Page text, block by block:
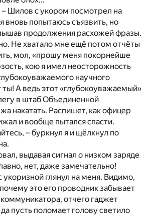
– Шилов с укором посмотрел на
вновь попытаюсь съязвить, но
продолжения расхожей фразы.
Не хватало мне ещё потом отчёты
мол, «прошу меня покорнейше
кою я имел неосторожность
научного
ты! А ведь этот «глубокоуважаемый»
в штаб Объединенной
накатать. Распишет, как офицер
и вообще пытался спасти.
– буркнул я и щёлкнул по
выдавая сигнал о низком заряде
нет, даже замечательно!
глянул на меня. Видимо,
это его проводник забывает
отчего гаджет
пусть поломает голову светило